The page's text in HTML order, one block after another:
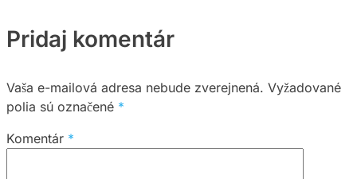
Pridaj komentár
Vaša e-mailová adresa nebude zverejnená. Vyžadované
polia sú označené *
Komentár *